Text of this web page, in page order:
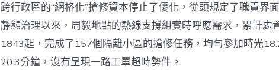
跨行政區的“網格化”搶修資本停止了優化，從頭規定了職責界
靜態治理以來，周毅地點的熱線支撐組實時呼應需求，累計處
1843起，完成了157個隔離小區的搶修任務，均勻參加時光
20.3分鐘，沒有呈現一路工單超時勢件。